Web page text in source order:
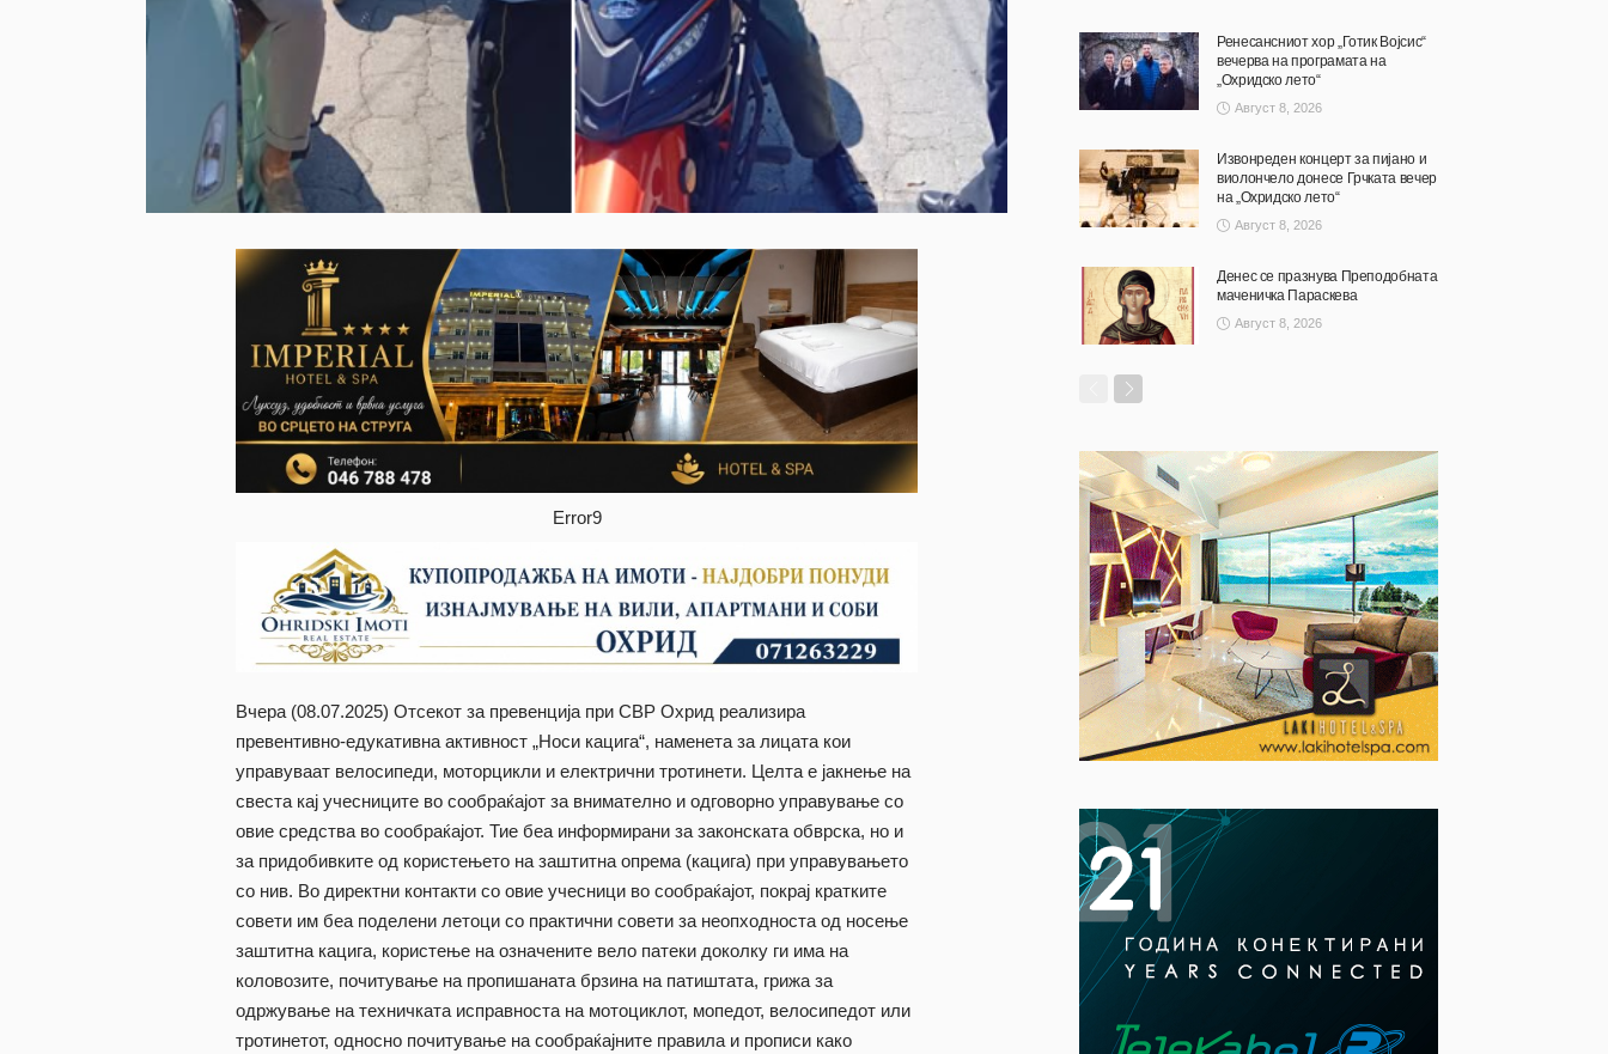
Error9
Вчера (08.07.2025) Oтсекот за превенција при СВР Охрид реализира
превентивно-едукативна активност „Носи кацига“, наменета за лицата кои
управуваат велосипеди, моторцикли и електрични тротинети. Целта е јакнење на
свеста кај учесниците во сообраќајот за внимателно и одговорно управување со
овие средства во сообраќајот. Тие беа информирани за законската обврска, но и
за придобивките од користењето на заштитна опрема (кацига) при управувањето
со нив. Во директни контакти со овие учесници во сообраќајот, покрај кратките
совети им беа поделени летоци со практични совети за неопходноста од носење
заштитна кацига, користење на означените вело патеки доколку ги има на
коловозите, почитување на пропишаната брзина на патиштата, грижа за
одржување на техничката исправноста на мотоциклот, мопедот, велосипедот или
тротинетот, односно почитување на сообраќајните правила и прописи како
Ренесансниот хор „Готик Војсис“
вечерва на програмата на
„Охридско лето“
Август 8, 2026
Извонреден концерт за пијано и
виолончело донесе Грчката вечер
на „Охридско лето“
Август 8, 2026
Денес се празнува Преподобната
маченичка Параскева
Август 8, 2026